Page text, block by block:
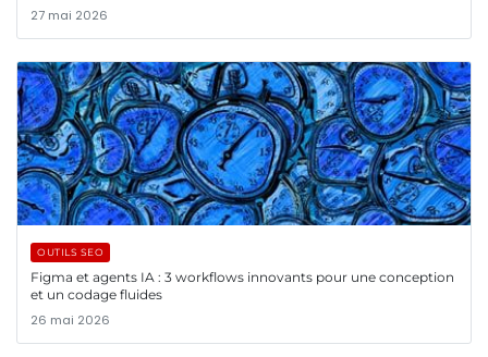
27 mai 2026
OUTILS SEO
Figma et agents IA : 3 workflows innovants pour une conception
et un codage fluides
26 mai 2026